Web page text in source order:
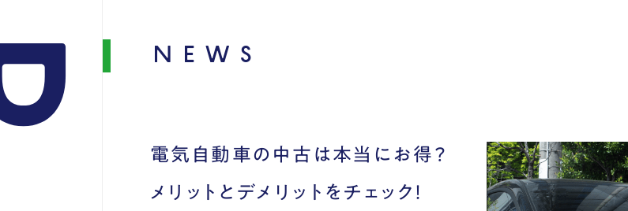
NEWS
電気自動車の中古は本当にお得？
メリットとデメリットをチェック！